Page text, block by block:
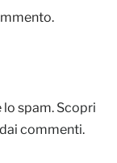
spam. Scopri
commenti.